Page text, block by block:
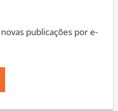
publicações por e-